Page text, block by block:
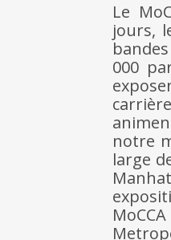
Le
jours,
000
notre
large